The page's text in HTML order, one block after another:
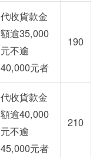
代收貨款金
額逾35,000
元不逾
40,000元者
190
代收貨款金
額逾40,000
元不逾
45,000元者
210